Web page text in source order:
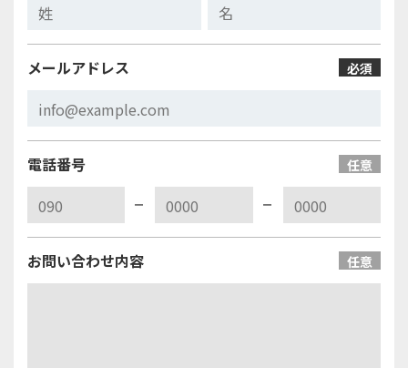
メールアドレス 必須
電話番号 任意
お問い合わせ内容 任意